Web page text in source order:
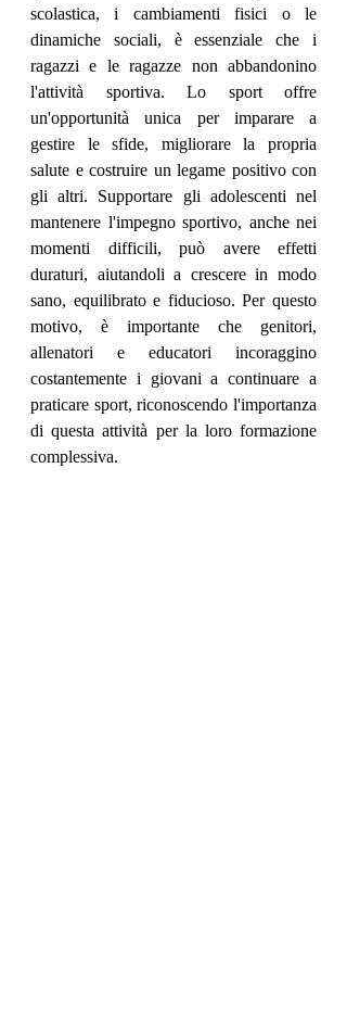
scolastica, i cambiamenti fisici o le
dinamiche sociali, è essenziale che i
ragazzi e le ragazze non abbandonino
l'attività sportiva. Lo sport offre
un'opportunità unica per imparare a
gestire le sfide, migliorare la propria
salute e costruire un legame positivo con
gli altri. Supportare gli adolescenti nel
mantenere l'impegno sportivo, anche nei
momenti difficili, può avere effetti
duraturi, aiutandoli a crescere in modo
sano, equilibrato e fiducioso. Per questo
motivo, è importante che genitori,
allenatori e educatori incoraggino
costantemente i giovani a continuare a
praticare sport, riconoscendo l'importanza
di questa attività per la loro formazione
complessiva.